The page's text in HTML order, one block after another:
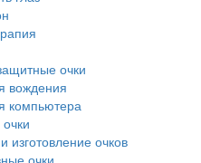
очки
вождения
компьютера
изготовление очков